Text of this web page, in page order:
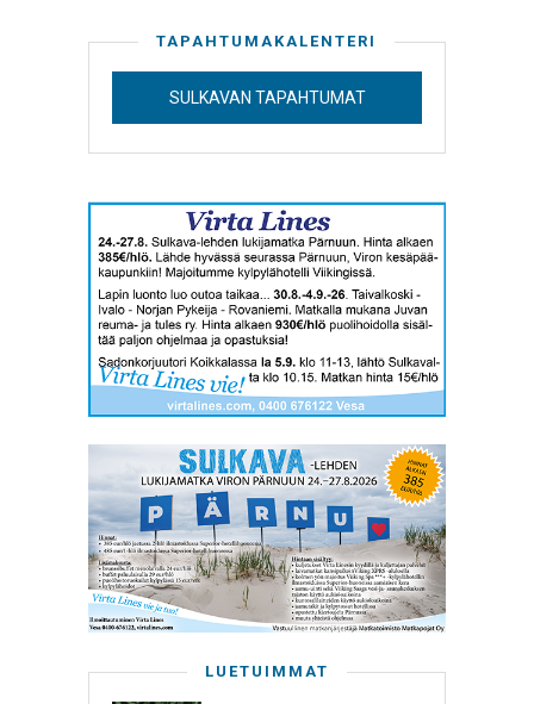
TAPAHTUMAKALENTERI
SULKAVAN TAPAHTUMAT
LUETUIMMAT